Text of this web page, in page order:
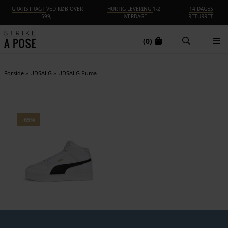
GRATIS FRAGT VED KØB OVER
599,-
HURTIG LEVERING 1-2
HVERDAGE
14 DAGES
RETURRET
(0)
Forside» UDSALG » UDSALG Puma
-65%